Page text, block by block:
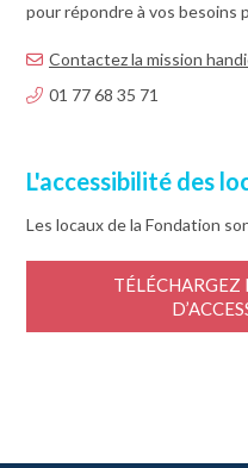
pour répondre à vos besoins
Contactez la mission
01 77 68 35 71
L'accessibilité des
Les locaux de la Fondation
TÉLÉCHARGEZ